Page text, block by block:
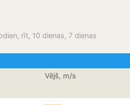
rīt, 10 dienas, 7 dienas
Vējš, m/s